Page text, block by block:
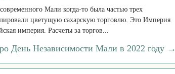
Мали когда-то была частью трех
цветущую сахарскую торговлю. Это Империя
империя. Расчеты за торгов...
День Независимости Мали в 2022 году →